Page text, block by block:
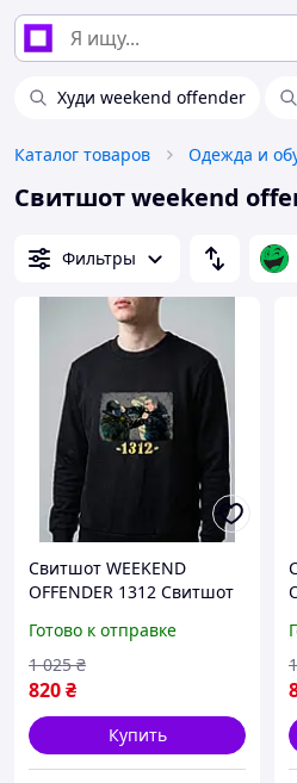
Худи weekend offender
Каталог товаров Одежда и
Свитшот weekend
Фильтры
Свитшот WEEKEND
OFFENDER 1312 Свитшот
Готово к отправке
820₴
1 025 ₴
Купить